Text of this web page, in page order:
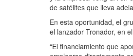
de satélites que lleva
En esta oportunidad, el
el lanzador Tronador, en
“El financiamiento que